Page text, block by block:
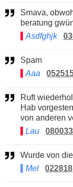
Smava, obwohl mehrfach bereits abgesagt dass keien
beratung
Asdfghjk
Spam
Aaa
Ruft wiederholt an und sagt nix, legt gleich wieder auf.
Hab
von anderen
Lau
Wurde von
Mel
022818